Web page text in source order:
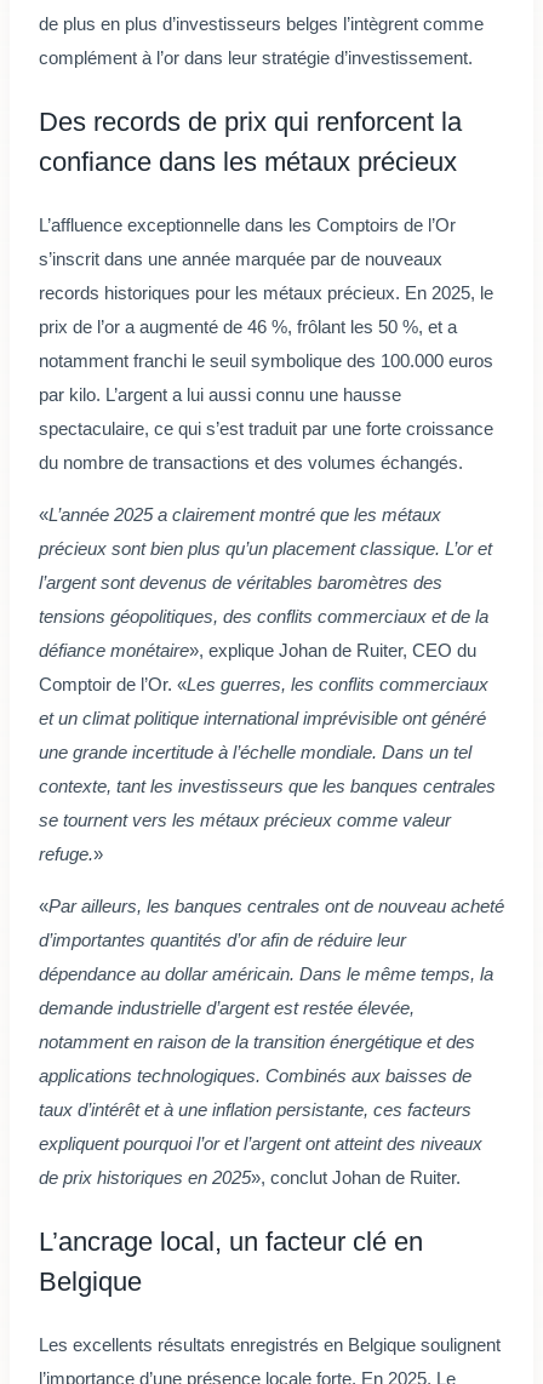
de plus en plus d’investisseurs belges l’intègrent comme
complément à l’or dans leur stratégie d’investissement.
Des records de prix qui renforcent la
confiance dans les métaux précieux
L’affluence exceptionnelle dans les Comptoirs de l’Or
s’inscrit dans une année marquée par de nouveaux
records historiques pour les métaux précieux. En 2025, le
prix de l’or a augmenté de 46 %, frôlant les 50 %, et a
notamment franchi le seuil symbolique des 100.000 euros
par kilo. L’argent a lui aussi connu une hausse
spectaculaire, ce qui s’est traduit par une forte croissance
du nombre de transactions et des volumes échangés.
«L’année 2025 a clairement montré que les métaux
précieux sont bien plus qu’un placement classique. L’or et
l’argent sont devenus de véritables baromètres des
tensions géopolitiques, des conflits commerciaux et de la
défiance monétaire», explique Johan de Ruiter, CEO du
Comptoir de l’Or. «Les guerres, les conflits commerciaux
et un climat politique international imprévisible ont généré
une grande incertitude à l’échelle mondiale. Dans un tel
contexte, tant les investisseurs que les banques centrales
se tournent vers les métaux précieux comme valeur
refuge.»
«Par ailleurs, les banques centrales ont de nouveau acheté
d’importantes quantités d’or afin de réduire leur
dépendance au dollar américain. Dans le même temps, la
demande industrielle d’argent est restée élevée,
notamment en raison de la transition énergétique et des
applications technologiques. Combinés aux baisses de
taux d’intérêt et à une inflation persistante, ces facteurs
expliquent pourquoi l’or et l’argent ont atteint des niveaux
de prix historiques en 2025», conclut Johan de Ruiter.
L’ancrage local, un facteur clé en
Belgique
Les excellents résultats enregistrés en Belgique soulignent
l’importance d’une présence locale forte. En 2025, Le